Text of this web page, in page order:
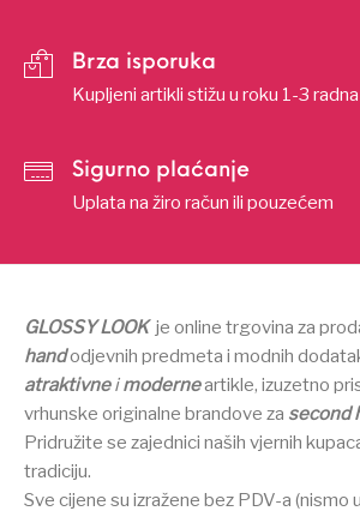
Brza isporuka
Kupljeni artikli stižu u roku 1-3
Sigurno plaćanje
Uplata na žiro račun ili pouzećem
GLOSSY LOOK je online trgovina za
handodjevnih predmeta i modnih
atraktivneimoderneartikle, izuzetno
vrhunske originalne brandove za second
Pridružite se zajednici naših vjernih
tradiciju.
Sve cijene su izražene bez PDV-a (nismo